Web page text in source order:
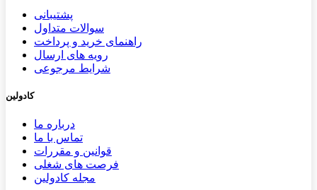
پشتیب​​انی
سوالات متداول
راهنمای خرید و پرداخت
رویه های ارسال
شرایط مرجوعی
کادولین
درباره ما
تماس با ما
قوانین و مقررات
فرصت های شغلی
مجله کادولین